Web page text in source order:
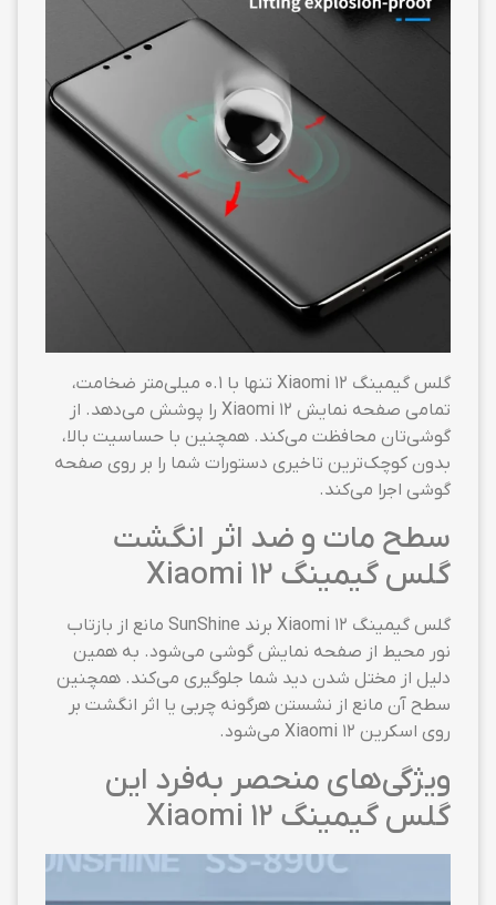
گلس گیمینگ Xiaomi 12 تنها با ۰.۱ میلی‌متر ضخامت،
تمامی صفحه نمایش Xiaomi 12 را پوشش می‌دهد. از
گوشی‌تان محافظت می‌کند. همچنین با حساسیت بالا،
بدون کوچک‌ترین تاخیری دستورات شما را بر روی صفحه
گوشی اجرا می‌کند.
سطح مات و ضد اثر انگشت
گلس گیمینگ Xiaomi 12
گلس گیمینگ Xiaomi 12 برند SunShine مانع از بازتاب
نور محیط از صفحه نمایش گوشی می‌شود. به همین
دلیل از مختل شدن دید شما جلوگیری می‌کند. همچنین
سطح آن مانع از نشستن هرگونه چربی یا اثر انگشت بر
روی اسکرین Xiaomi 12 می‌شود.
ویژگی‌های منحصر به‌فرد این
گلس گیمینگ Xiaomi 12